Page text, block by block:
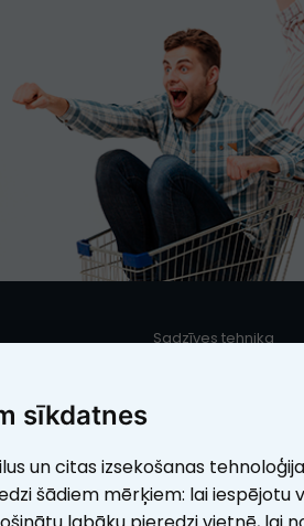
sīkdatnes
un citas izsekošanas
šādiem mērķiem: lai iespējotu
Sadzīves tehnika
Skaistumam